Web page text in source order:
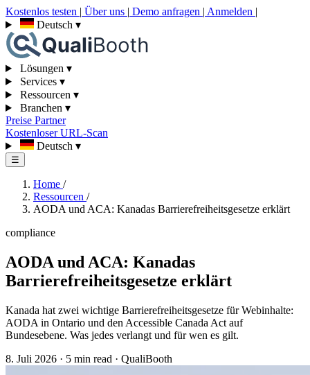
Kostenlos testen | Über uns | Demo anfragen | Anmelden |
Deutsch ▾
Lösungen ▾
Services ▾
Ressourcen ▾
Branchen ▾
Preise Partner
Kostenloser URL-Scan
Deutsch ▾
☰
Home /
Ressourcen /
AODA und ACA: Kanadas Barrierefreiheitsgesetze erklärt
compliance
AODA und ACA: Kanadas
Barrierefreiheitsgesetze erklärt
Kanada hat zwei wichtige Barrierefreiheitsgesetze für Webinhalte:
AODA in Ontario und den Accessible Canada Act auf
Bundesebene. Was jedes verlangt und für wen es gilt.
8. Juli 2026 · 5 min read · QualiBooth